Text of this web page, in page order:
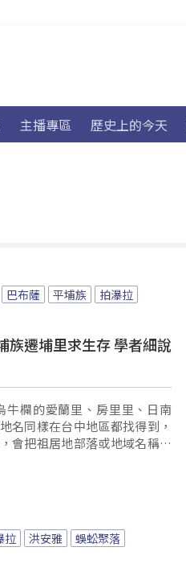
主播專區 歷史上的今天
巴布薩 平埔族
拍瀑拉
族遷埔里求生存 學者細說
牛欄的愛蘭里、房里里、日南
名同樣在台中地區都找得到，
會把祖居地部落或地域名稱一
拉 洪安雅
蜈蚣聚落